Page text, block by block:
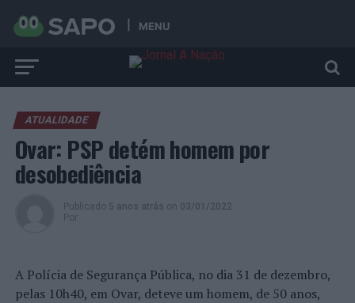
MENU
ATUALIDADE
Ovar: PSP detém homem por
desobediência
Publicado 5 anos atrás on 03/01/2022
Por
A Polícia de Segurança Pública, no dia 31 de dezembro,
pelas 10h40, em Ovar, deteve um homem, de 50 anos,